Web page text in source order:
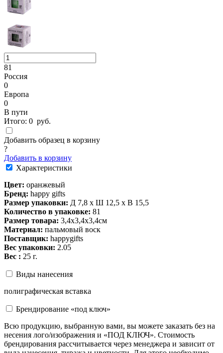
81
Россия
0
Европа
0
В пути
Итого: 0 руб.
Добавить образец в корзину
?
Добавить в корзину
Характеристики
Цвет: оранжевый
Бренд: happy gifts
Размер упаковки: Д 7,8 x Ш 12,5 x В 15,5
Количество в упаковке: 81
Размер товара: 3,4х3,4х3,4см
Материал: пальмовый воск
Поставщик: happygifts
Вес упаковки: 2.05
Вес : 25 г.
Виды нанесения
полиграфическая вставка
Брендирование «под ключ»
Всю продукцию, выбранную вами, вы можете заказать без на
несения лого/изображения и «ПОД КЛЮЧ». Стоимость
брендирования рассчитывается через менеджера и зависит от